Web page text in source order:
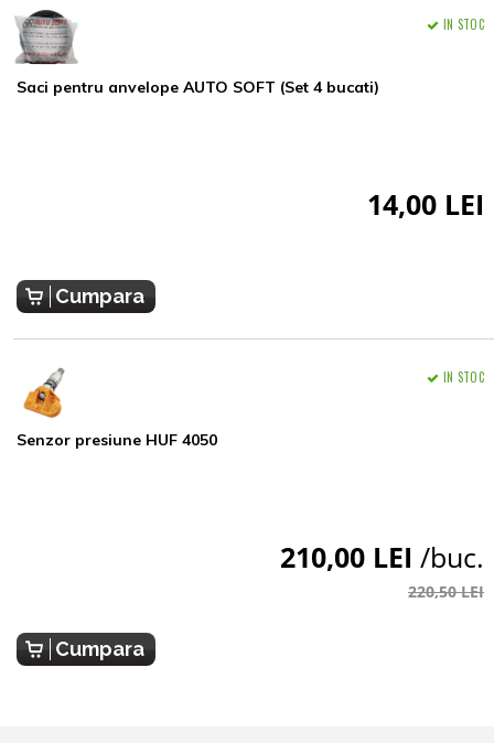
Saci pentru anvelope AUTO SOFT (Set 4 bucati)
IN STOC
14,00 LEI
Cumpara
Senzor presiune HUF 4050
IN STOC
210,00 LEI /buc.
220,50 LEI
Cumpara